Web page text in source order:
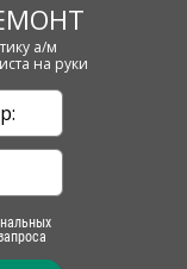
а/м
на руки